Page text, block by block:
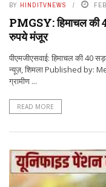
BY HINDITVNEWS
PMGSY: हिमाचल
रुपये मंजूर
पीएमजीएसवाई: हिमाचल की 40
न्यूज़, शिमला Published by:
ग्रामीण ...
READ MORE